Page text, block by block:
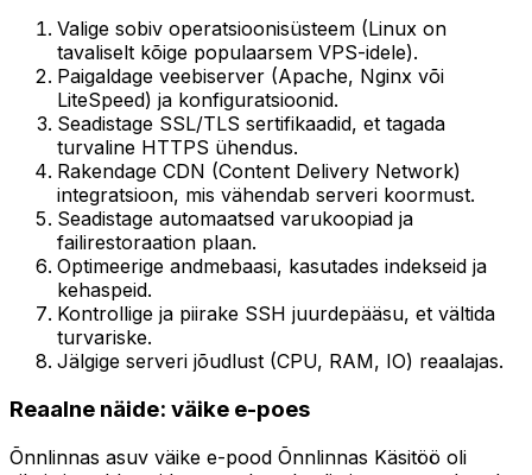
Valige sobiv operatsioonisüsteem (Linux on
tavaliselt kõige populaarsem VPS-idele).
Paigaldage veebiserver (Apache, Nginx või
LiteSpeed) ja konfiguratsioonid.
Seadistage SSL/TLS sertifikaadid, et tagada
turvaline HTTPS ühendus.
Rakendage CDN (Content Delivery Network)
integratsioon, mis vähendab serveri koormust.
Seadistage automaatsed varukoopiad ja
failirestoraation plaan.
Optimeerige andmebaasi, kasutades indekseid ja
kehaspeid.
Kontrollige ja piirake SSH juurdepääsu, et vältida
turvariske.
Jälgige serveri jõudlust (CPU, RAM, IO) reaalajas.
Reaalne näide: väike e-poes
Õnnlinnas asuv väike e-pood Õnnlinnas Käsitöö oli